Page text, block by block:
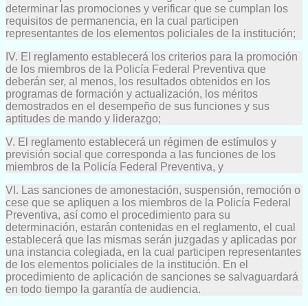
determinar las promociones y verificar que se cumplan los
requisitos de permanencia, en la cual participen
representantes de los elementos policiales de la institución;
IV. El reglamento establecerá los criterios para la promoción
de los miembros de la Policía Federal Preventiva que
deberán ser, al menos, los resultados obtenidos en los
programas de formación y actualización, los méritos
demostrados en el desempeño de sus funciones y sus
aptitudes de mando y liderazgo;
V. El reglamento establecerá un régimen de estímulos y
previsión social que corresponda a las funciones de los
miembros de la Policía Federal Preventiva, y
VI. Las sanciones de amonestación, suspensión, remoción o
cese que se apliquen a los miembros de la Policía Federal
Preventiva, así como el procedimiento para su
determinación, estarán contenidas en el reglamento, el cual
establecerá que las mismas serán juzgadas y aplicadas por
una instancia colegiada, en la cual participen representantes
de los elementos policiales de la institución. En el
procedimiento de aplicación de sanciones se salvaguardará
en todo tiempo la garantía de audiencia.